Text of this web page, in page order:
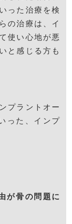
った治療を検
の治療は、イ
使い心地が悪
と感じる方も
プラントオー
った、インプ
が骨の問題に